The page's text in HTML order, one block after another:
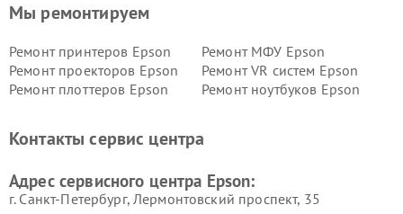
Мы ремонтируем
Ремонт принтеров Epson
Ремонт МФУ Epson
Ремонт проекторов Epson
Ремонт VR систем Epson
Ремонт плоттеров Epson
Ремонт ноутбуков Epson
Контакты сервис центра
Адрес сервисного центра Epson:
г. Санкт-Петербург, Лермонтовский проспект, 35